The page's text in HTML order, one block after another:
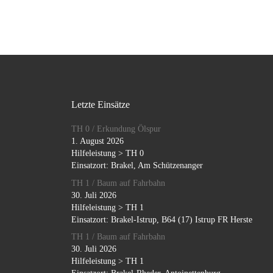
Letzte Einsätze
TH 0 / Erkundung Ölspur
1. August 2026
Hilfeleistung > TH 0
Einsatzort: Brakel, Am Schützenanger
TH 1 / Baum auf Fahrbahn
30. Juli 2026
Hilfeleistung > TH 1
Einsatzort: Brakel-Istrup, B64 (17) Istrup FR Herste
TH 1 / Baum auf Fahrbahn
30. Juli 2026
Hilfeleistung > TH 1